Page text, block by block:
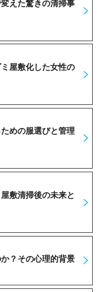
えた驚きの清掃事
屋敷化した女性の
めの服選びと管理
敷清掃後の未来と
？その心理的背景